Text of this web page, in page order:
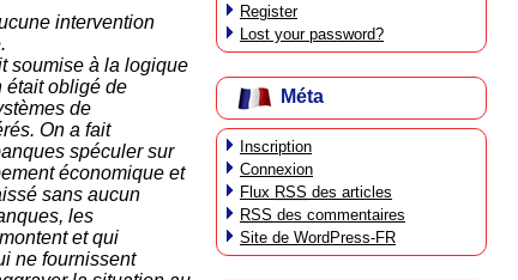
intervention
soumise à la logique
était obligé de
de
On a fait
spéculer sur
économique et
sans aucun
les
et qui
ne fournissent
Register
Lost your password?
Méta
Inscription
Connexion
Flux RSS des articles
RSS des commentaires
Site de WordPress-FR